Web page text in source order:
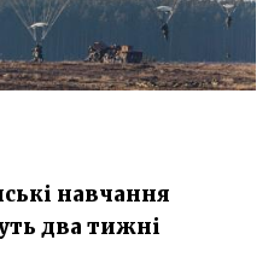
навчання
два тижні